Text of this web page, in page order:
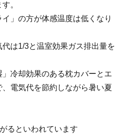
。
」の方が体感温度は低くなり
は1/3と温室効果ガス排出量を
冷却効果のある枕カバーとエ
電気代を節約しながら暑い夏
るといわれています